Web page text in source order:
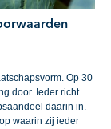
Op 30
door. Ieder richt
daarin in.
waarin zij ieder